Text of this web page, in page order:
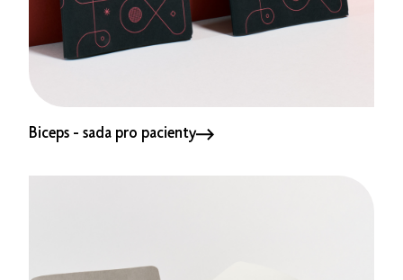
Biceps - sada pro pacienty